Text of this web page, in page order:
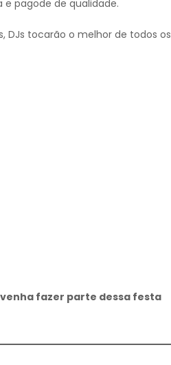
pagode de qualidade.
DJs tocarão o melhor de todos os
fazer parte dessa festa